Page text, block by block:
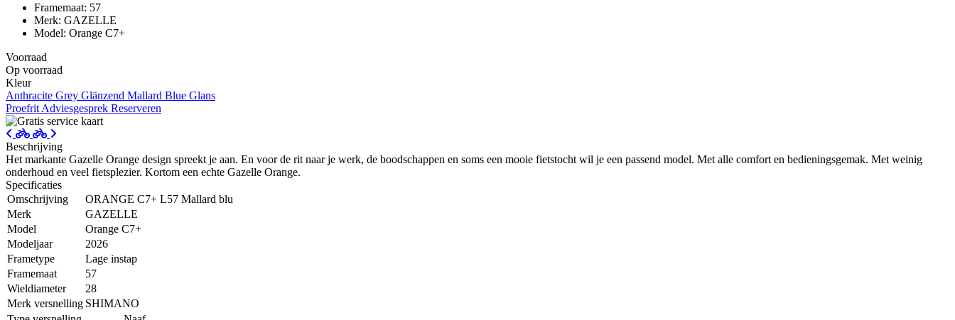
Framemaat: 57
Merk: GAZELLE
Model: Orange C7+
Voorraad
Op voorraad
Kleur
Anthracite Grey Glänzend Mallard Blue Glans
Proefrit Adviesgesprek Reserveren
Beschrijving
Het markante Gazelle Orange design spreekt je aan. En voor de rit naar je werk, de boodschappen en soms een mooie fietstocht wil je een passend model. Met alle comfort en bedieningsgemak. Met weinig
onderhoud en veel fietsplezier. Kortom een echte Gazelle Orange.
Specificaties
Omschrijving
ORANGE C7+ L57 Mallard blu
Merk
GAZELLE
Model
Orange C7+
Modeljaar
2026
Frametype
Lage instap
Framemaat
57
Wieldiameter
28
Merk versnelling SHIMANO